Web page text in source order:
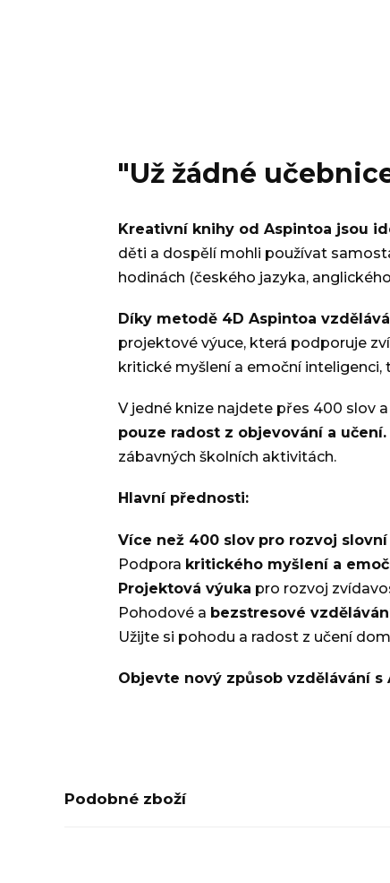
"Už žádné
Kreativní knihy od Aspintoa jsou
děti a dospělí mohli používat
hodinách (českého jazyka,
Díky metodě 4D Aspintoa
projektové výuce, která podporuje
kritické myšlení a emoční
V jedné knize najdete přes 400 slov a
pouze radost z objevování a učení.
zábavných školních aktivitách.
Hlavní přednosti:
Více než 400 slov pro rozvoj slovní
Podpora kritického myšlení a
Projektová výuka pro rozvoj
Pohodové a bezstresové
Užijte si pohodu a radost z učení
Objevte nový způsob vzdělávání s
Podobné zboží